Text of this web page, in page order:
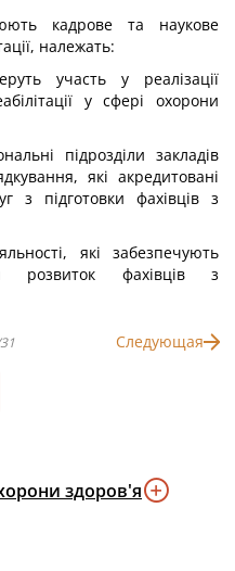
кадрове та наукове
належать:
участь у реалізації
у сфері охорони
підрозділи закладів
які акредитовані
з підготовки фахівців з
які забезпечують
розвиток фахівців з
Следующая
здоров'я